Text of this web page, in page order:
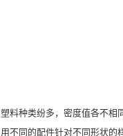
塑料种类纷多，密度值各不相
用不同的配件针对不同形状的